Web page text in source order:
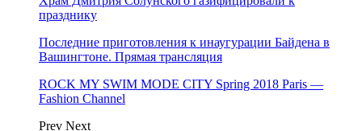
празднику
Последние приготовления к инаугурации Байдена в
Вашингтоне. Прямая трансляция
ROCK MY SWIM MODE CITY Spring 2018 Paris —
Fashion Channel
Prev Next